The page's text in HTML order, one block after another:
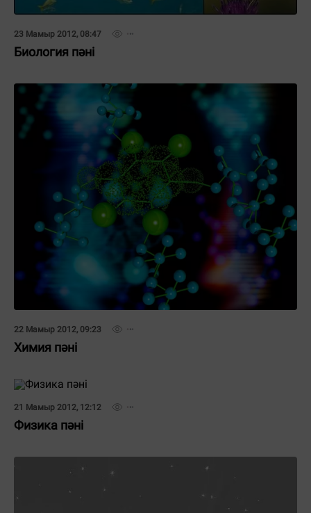
23 Мамыр 2012, 08:47
Биология пәні
22 Мамыр 2012, 09:23
Химия пәні
21 Мамыр 2012, 12:12
Физика пәні